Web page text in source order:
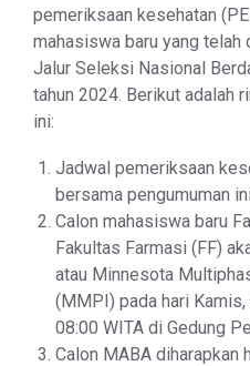
pemeriksaan kesehatan
mahasiswa baru yang telah
Jalur Seleksi Nasional
tahun 2024. Berikut adalah
ini:
Jadwal pemeriksaan
bersama pengumuman ini.
Calon mahasiswa baru
Fakultas Farmasi (FF)
atau Minnesota
(MMPI) pada hari
08:00 WITA di Gedung
Calon MABA diharapkan